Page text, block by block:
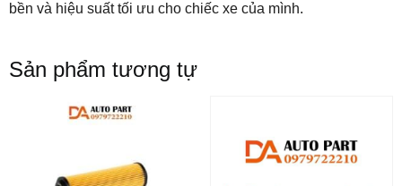
bền và hiệu suất tối ưu cho chiếc xe của mình.
Sản phẩm tương tự